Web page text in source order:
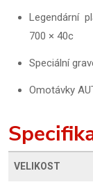
Legendární
700 × 40c
Speciální
Omotávky
VELIKOST